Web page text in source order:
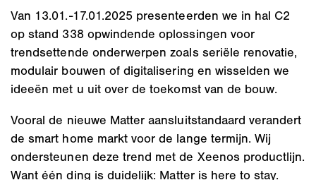
Van 13.01.-17.01.2025 presenteerden we in hal C2
op stand 338 opwindende oplossingen voor
trendsettende onderwerpen zoals seriële renovatie,
modulair bouwen of digitalisering en wisselden we
ideeën met u uit over de toekomst van de bouw.
Vooral de nieuwe Matter aansluitstandaard verandert
de smart home markt voor de lange termijn. Wij
ondersteunen deze trend met de Xeenos productlijn.
Want één ding is duidelijk: Matter is here to stay.